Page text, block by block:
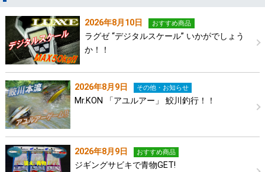
2026年8月10日 おすすめ商品
ラグゼ “デジタルスケール” いかがでしょう
か！！
2026年8月9日 その他・お知らせ
Mr.KON 「アユルアー」 鮫川釣行！！
2026年8月9日 おすすめ商品
ジギングサビキで青物GET!